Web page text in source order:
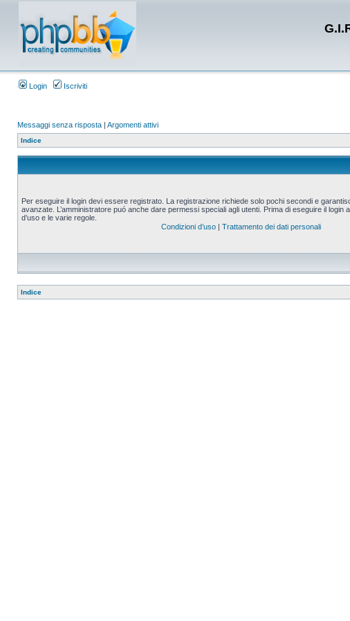
Login Iscriviti
Messaggi senza risposta | Argomenti attivi
Indice
Per eseguire il login devi essere registrato. La registrazione richiede solo pochi secondi e
avanzate. L’amministratore puó anche dare permessi speciali agli utenti. Prima di eseguire il login
d’uso e le varie regole.
Condizioni d’uso | Trattamento dei dati personali
Indice